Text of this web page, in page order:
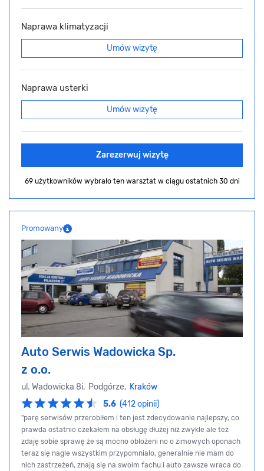
Naprawa klimatyzacji
Umów wizytę
Naprawa usterki
Umów wizytę
Zarezerwuj wizytę
69 użytkowników wybrało ten warsztat w ciągu ostatnich 30 dni
Promowany
Auto Serwis Wadowicka Sp.
z o.o.
ul. Wadowicka 8i, Podgórze, Kraków
5.6 (412 opinii)
"parę serwisów przerobiłem i ten jest zdecydowanie najlepszy, co
prawda ostatnio czekałem na obsługę dłużej niż zwykle ale też
zdaję sobie sprawę że są mocno obłożeni no o zimowych oponach
teraz się nagle wszystkim przypomniało, generalnie nie mam do
nich zastrzeżeń, znają się na swoim fachu i auto zawsze wraca do